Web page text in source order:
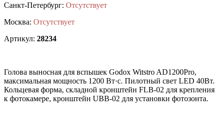
Санкт-Петербург: Отсутствует
Москва: Отсутствует
Артикул: 28234
Голова выносная для вспышек Godox Witstro AD1200Pro,
максимальная мощность 1200 Вт·c. Пилотный свет LED 40Вт.
Кольцевая форма, складной кронштейн FLB-02 для крепления
к фотокамере, кронштейн UBB-02 для установки фотозонта.